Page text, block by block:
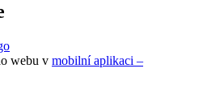
webu v mobilní aplikaci –